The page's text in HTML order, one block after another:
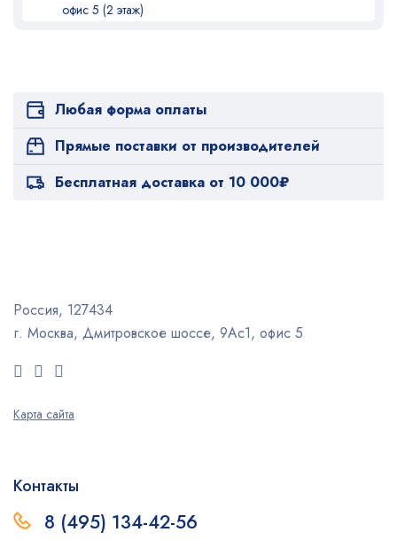
офис 5 (2 этаж)
Любая форма оплаты
Прямые поставки от производителей
Бесплатная доставка от 10 000₽
Россия, 127434
г. Москва, Дмитровское шоссе, 9Ас1, офис 5
Карта сайта
Контакты
8 (495) 134-42-56